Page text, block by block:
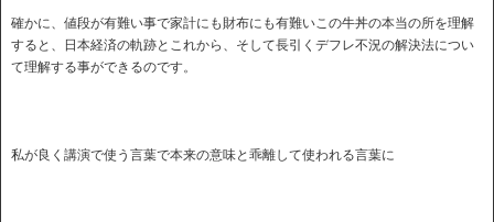
確かに、値段が有難い事で家計にも財布にも有難いこの牛丼の本当の所を理解
すると、日本経済の軌跡とこれから、そして長引くデフレ不況の解決法につい
て理解する事ができるのです。
私が良く講演で使う言葉で本来の意味と乖離して使われる言葉に